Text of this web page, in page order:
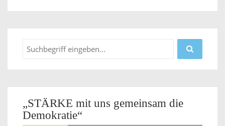
„STÄRKE mit uns gemeinsam die
Demokratie“